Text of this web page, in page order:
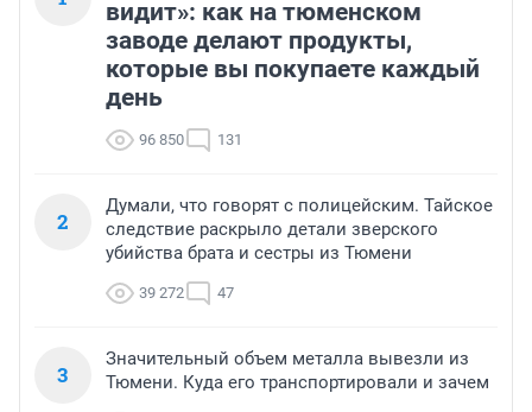
видит»: как на тюменском
заводе делают продукты,
которые вы покупаете каждый
день
96 850 131
2
Думали, что говорят с полицейским. Тайское
следствие раскрыло детали зверского
убийства брата и сестры из Тюмени
39 272 47
3
Значительный объем металла вывезли из
Тюмени. Куда его транспортировали и зачем